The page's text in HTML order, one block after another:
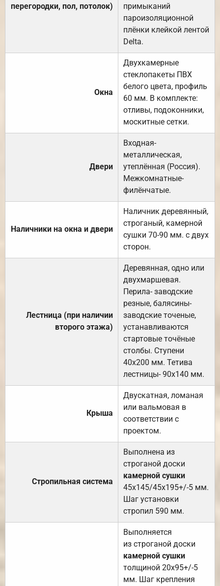
перегородки, пол, потолок)
примыканий
пароизоляционной
плёнки клейкой лентой
Delta.
Окна
Двухкамерные
стеклопакеты ПВХ
белого цвета, профиль
60 мм. В комплекте:
отливы, подоконники,
москитные сетки.
Двери
Входная-
металлическая,
утеплённая (Россия).
Межкомнатные-
филёнчатые.
Наличники на окна и двери
Наличник деревянный,
строганый, камерной
сушки 70-90 мм. с двух
сторон.
Лестница (при наличии
второго этажа)
Деревянная, одно или
двухмаршевая.
Перила- заводские
резные, балясины-
заводские точеные,
устанавливаются
стартовые точёные
столбы. Ступени
40х200 мм. Тетива
лестницы- 90х140 мм.
Крыша
Двускатная, ломаная
или вальмовая в
соответствии с
проектом.
Стропильная система
Выполнена из
строганой доски
камерной сушки
45х145/45х195+/-5 мм.
Шаг установки
стропил 590 мм.
Выполняется
из строганой доски
камерной сушки
толщиной 20х95+/-5
мм. Шаг крепления